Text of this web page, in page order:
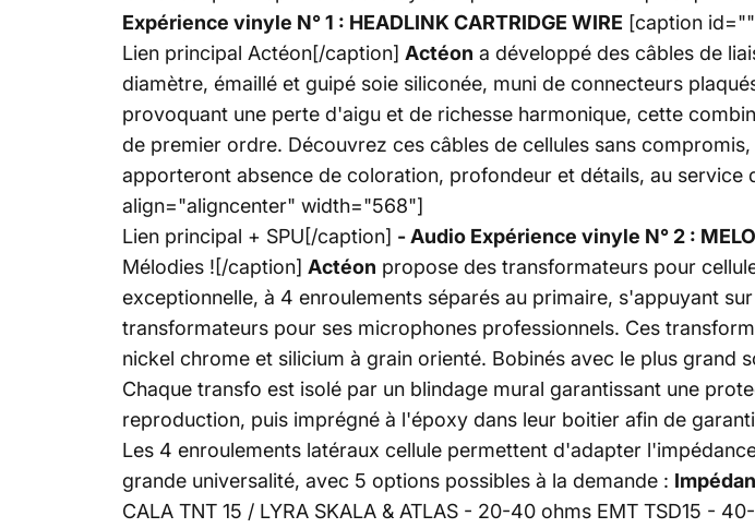
Expérience vinyle N° 1 : HEADLINK CARTRIDGE WIRE [caption
Lien principal Actéon[/caption] Actéon a développé des câbles de
diamètre, émaillé et guipé soie siliconée, muni de connecteurs
provoquant une perte d'aigu et de richesse harmonique, cette
de premier ordre. Découvrez ces câbles de cellules sans
apporteront absence de coloration, profondeur et détails, au
align="aligncenter" width="568"]
Lien principal + SPU[/caption] - Audio Expérience vinyle N° 2 :
Mélodies ![/caption] Actéon propose des transformateurs pour
exceptionnelle, à 4 enroulements séparés au primaire, s'appuyant
transformateurs pour ses microphones professionnels. Ces
nickel chrome et silicium à grain orienté. Bobinés avec le plus grand
Chaque transfo est isolé par un blindage mural garantissant une
reproduction, puis imprégné à l'époxy dans leur boitier afin de
Les 4 enroulements latéraux cellule permettent d'adapter
grande universalité, avec 5 options possibles à la demande :
CALA TNT 15 / LYRA SKALA & ATLAS - 20-40 ohms EMT TSD15 -